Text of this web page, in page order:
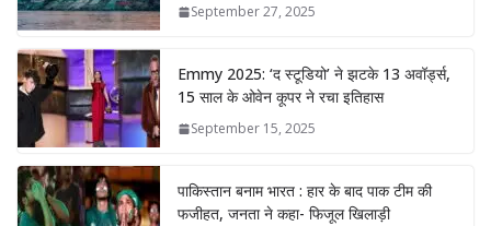
September 27, 2025
Emmy 2025: ‘द स्टूडियो’ ने झटके 13 अवॉर्ड्स,
15 साल के ओवेन कूपर ने रचा इतिहास
September 15, 2025
पाकिस्तान बनाम भारत : हार के बाद पाक टीम की
फजीहत, जनता ने कहा- फिजूल खिलाड़ी